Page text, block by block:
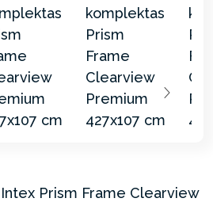
Prism Frame Clearview